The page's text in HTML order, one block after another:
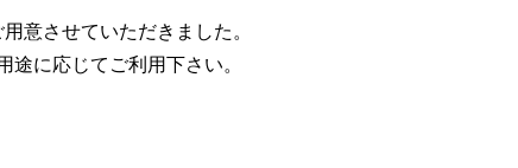
意させていただきました。
に応じてご利用下さい。